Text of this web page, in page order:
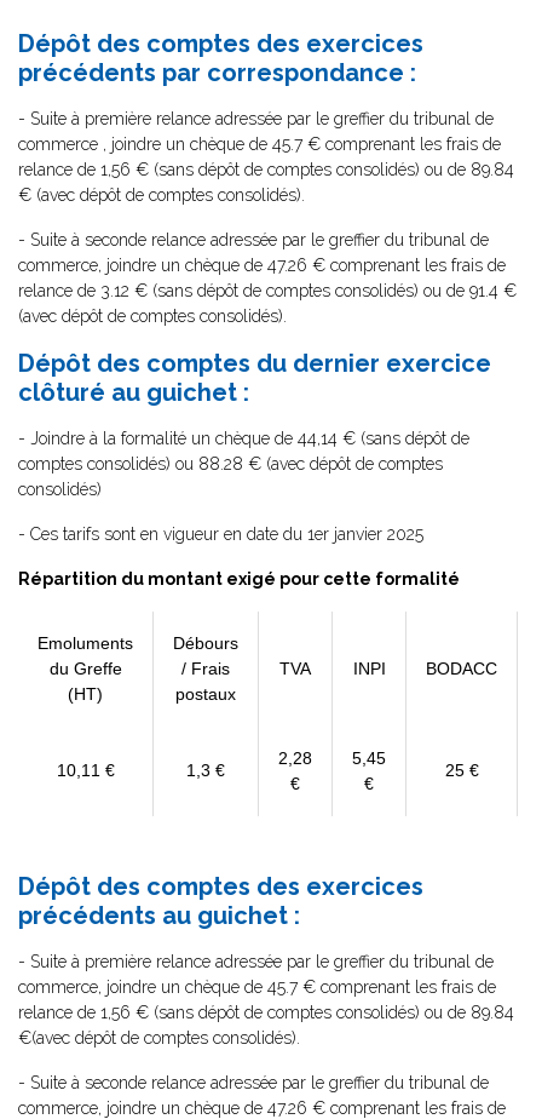
Dépôt des comptes des exercices
précédents par correspondance :
- Suite à première relance adressée par le greffier du tribunal de
commerce , joindre un chèque de 45.7 € comprenant les frais de
relance de 1,56 € (sans dépôt de comptes consolidés) ou de 89.84
€ (avec dépôt de comptes consolidés).
- Suite à seconde relance adressée par le greffier du tribunal de
commerce, joindre un chèque de 47.26 € comprenant les frais de
relance de 3.12 € (sans dépôt de comptes consolidés) ou de 91.4 €
(avec dépôt de comptes consolidés).
Dépôt des comptes du dernier exercice
clôturé au guichet :
- Joindre à la formalité un chèque de 44,14 € (sans dépôt de
comptes consolidés) ou 88.28 € (avec dépôt de comptes
consolidés)
- Ces tarifs sont en vigueur en date du 1er janvier 2025
Répartition du montant exigé pour cette formalité
Emoluments
du Greffe
(HT)
Débours
/ Frais
postaux
TVA INPI BODACC
10,11 € 1,3 €
2,28
€
5,45
€
25 €
Dépôt des comptes des exercices
précédents au guichet :
- Suite à première relance adressée par le greffier du tribunal de
commerce, joindre un chèque de 45.7 € comprenant les frais de
relance de 1,56 € (sans dépôt de comptes consolidés) ou de 89.84
€(avec dépôt de comptes consolidés).
- Suite à seconde relance adressée par le greffier du tribunal de
commerce, joindre un chèque de 47.26 € comprenant les frais de